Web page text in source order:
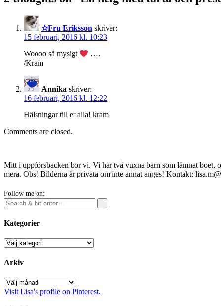
✫Fru Eriksson skriver:
15 februari, 2016 kl. 10:23
Woooo så mysigt
….
/Kram
Annika skriver:
16 februari, 2016 kl. 12:22
Hälsningar till er alla! kram
Comments are closed.
Mitt i uppförsbacken bor vi. Vi har två vuxna barn som lämnat boet,
mera. Obs! Bilderna är privata om inte annat anges! Kontakt:
Follow me on:
Kategorier
Kategorier
Arkiv
Arkiv
Visit Lisa's profile on Pinterest.